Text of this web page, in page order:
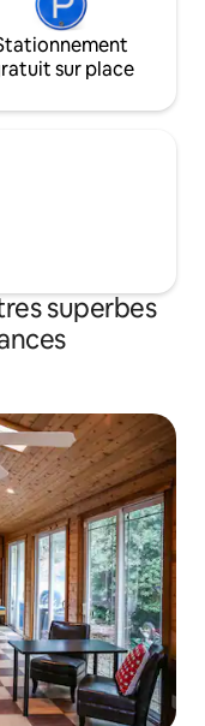
sur place
superbes